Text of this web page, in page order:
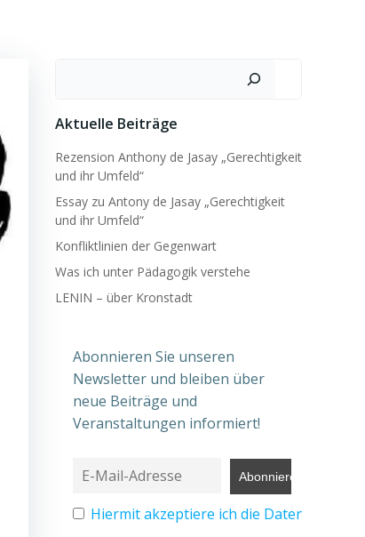
Aktuelle Beiträge
Rezension Anthony de Jasay „Gerechtigkeit
und ihr Umfeld“
Essay zu Antony de Jasay „Gerechtigkeit
und ihr Umfeld“
Konfliktlinien der Gegenwart
Was ich unter Pädagogik verstehe
LENIN – über Kronstadt
Abonnieren Sie unseren
Newsletter und bleiben über
neue Beiträge und
Veranstaltungen informiert!
Hiermit akzeptiere ich die